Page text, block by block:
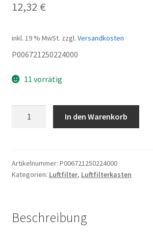
12,32 €
inkl. 19 % MwSt. zzgl. Versandkosten
P006721250224000
11 vorrätig
In den Warenkorb
Artikelnummer: P006721250224000
Kategorien: Luftfilter, Luftfilterkasten
Beschreibung